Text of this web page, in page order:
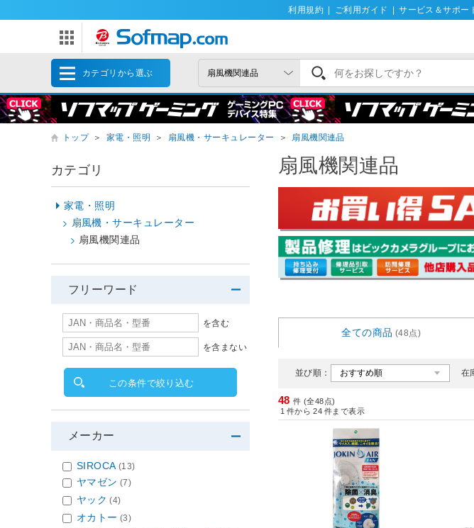
利用規約 ご利用ガイド サービス＆サポー
カテゴリから選ぶ
トップ ＞ 家電・照明 ＞ 扇風機・サーキュレーター ＞ 扇風機関連品
扇風機関連品
全ての商品 (48点)
並び順： 在
48 件 (全48点)
1 件から 24 件まで表示
カテゴリ
家電・照明
扇風機・サーキュレーター
扇風機関連品
フリーワード
を含む
を含まない
この条件で絞り込む
メーカー
SIROCA (13)
ヤマゼン (7)
ヤック (4)
オカトー (3)